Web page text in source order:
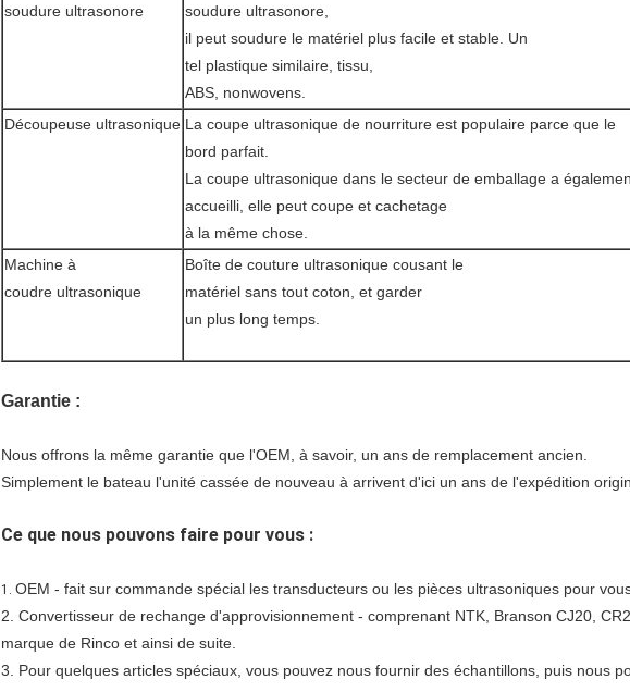
soudure ultrasonore
soudure ultrasonore,
il peut soudure le matériel plus facile et stable. Un
tel plastique similaire, tissu,
ABS, nonwovens.
Découpeuse ultrasonique La coupe ultrasonique de nourriture est populaire parce que le
bord parfait.
La coupe ultrasonique dans le secteur de emballage a
accueilli, elle peut coupe et cachetage
à la même chose.
Machine à
coudre ultrasonique
Boîte de couture ultrasonique cousant le
matériel sans tout coton, et garder
un plus long temps.
Garantie :
Nous offrons la même garantie que l'OEM, à savoir, un ans de remplacement ancien.
Simplement le bateau l'unité cassée de nouveau à arrivent d'ici un ans de l'expédition
Ce que nous pouvons faire pour vous :
1. OEM - fait sur commande spécial les transducteurs ou les pièces ultrasoniques pour
2. Convertisseur de rechange d'approvisionnement - comprenant NTK, Branson CJ20,
marque de Rinco et ainsi de suite.
3. Pour quelques articles spéciaux, vous pouvez nous fournir des échantillons, puis nous